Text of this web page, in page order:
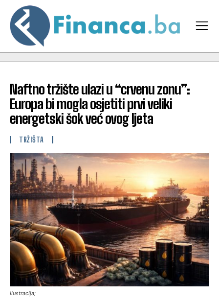
Naftno tržište ulazi u “crvenu zonu”:
Europa bi mogla osjetiti prvi veliki
energetski šok već ovog ljeta
TRŽIŠTA
Ilustracija;